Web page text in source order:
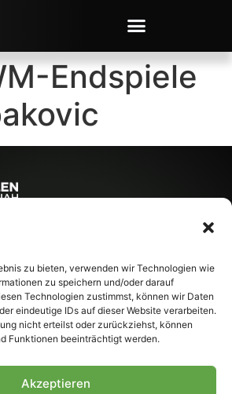
zu bieten, verwenden wir Technologien wie
zu speichern und/oder darauf
Technologien zustimmst, können wir Daten
eindeutige IDs auf dieser Website verarbeiten.
nicht erteilst oder zurückziehst, können
Funktionen beeinträchtigt werden.
Akzeptieren
Endspiele
Magazin
1868-